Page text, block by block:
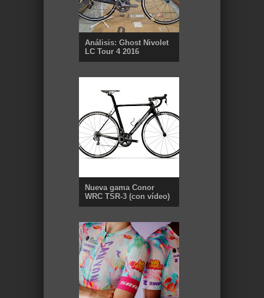
Análisis: Ghost Nivolet
LC Tour 4 2016
Nueva gama Conor
WRC TSR-3 (con vídeo)